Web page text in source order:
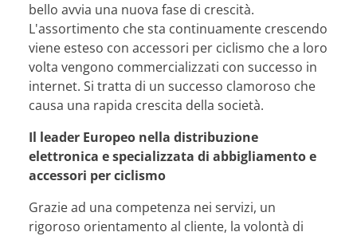
bello avvia una nuova fase di crescità.
L'assortimento che sta continuamente crescendo
viene esteso con accessori per ciclismo che a loro
volta vengono commercializzati con successo in
internet. Si tratta di un successo clamoroso che
causa una rapida crescita della società.
Il leader Europeo nella distribuzione
elettronica e specializzata di abbigliamento e
accessori per ciclismo
Grazie ad una competenza nei servizi, un
rigoroso orientamento al cliente, la volontà di